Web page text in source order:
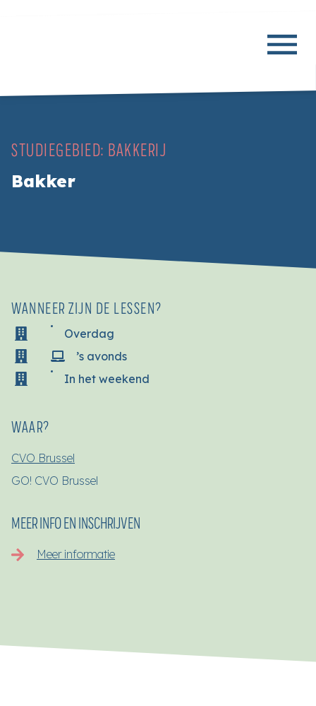
STUDIEGEBIED: BAKKERIJ
Bakker
WANNEER ZIJN DE LESSEN?
Overdag
’s avonds
In het weekend
WAAR?
CVO Brussel
GO! CVO Brussel
MEER INFO EN INSCHRIJVEN
Meer informatie